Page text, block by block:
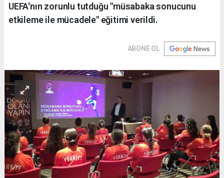
UEFA'nın zorunlu tutduğu "müsabaka sonucunu
etkileme ile mücadele" eğitimi verildi.
ABONE OL